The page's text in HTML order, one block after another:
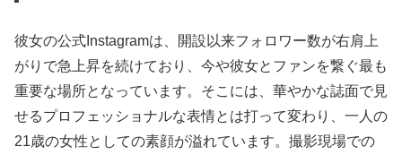
彼女の公式Instagramは、開設以来フォロワー数が右肩上
がりで急上昇を続けており、今や彼女とファンを繋ぐ最も
重要な場所となっています。そこには、華やかな誌面で見
せるプロフェッショナルな表情とは打って変わり、一人の
21歳の女性としての素顔が溢れています。撮影現場での